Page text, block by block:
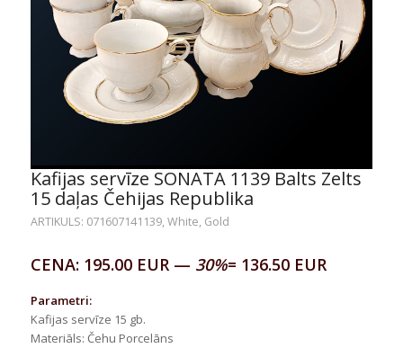
Kafijas servīze SONATA 1139 Balts Zelts
15 daļas Čehijas Republika
ARTIKULS: 071607141139, White, Gold
CENA: 195.00 EUR — 30%= 136.50 EUR
Parametri:
Kafijas servīze 15 gb.
Materiāls: Čehu Porcelāns